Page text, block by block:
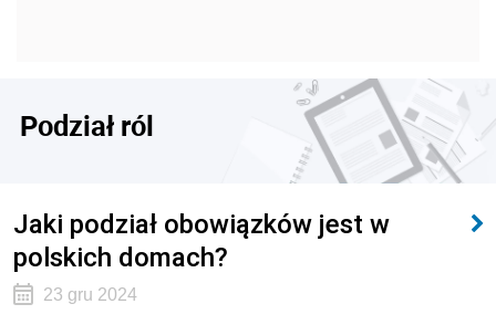
Podział ról
Jaki podział obowiązków jest w
polskich domach?
23 gru 2024